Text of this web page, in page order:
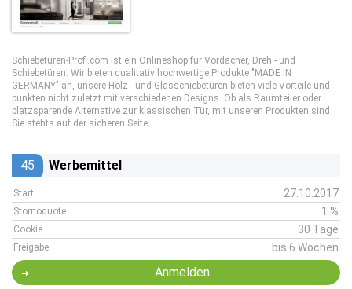
Schiebetüren-Profi.com ist ein Onlineshop für Vordächer, Dreh - und
Schiebetüren. Wir bieten qualitativ hochwertige Produkte "MADE IN
GERMANY" an, unsere Holz - und Glasschiebetüren bieten viele Vorteile und
punkten nicht zuletzt mit verschiedenen Designs. Ob als Raumteiler oder
platzsparende Alternative zur klassischen Tür, mit unseren Produkten sind
Sie stehts auf der sicheren Seite.
45 Werbemittel
Start 27.10.2017
Stornoquote 1 %
Cookie 30 Tage
Freigabe bis 6 Wochen
Anmelden